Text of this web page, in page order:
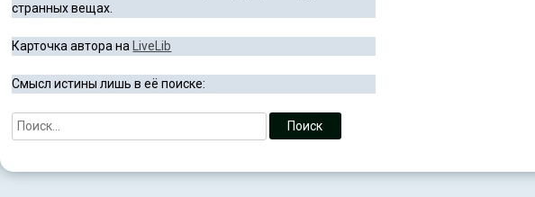
странных вещах.
Карточка автора на LiveLib
Смысл истины лишь в её поиске: